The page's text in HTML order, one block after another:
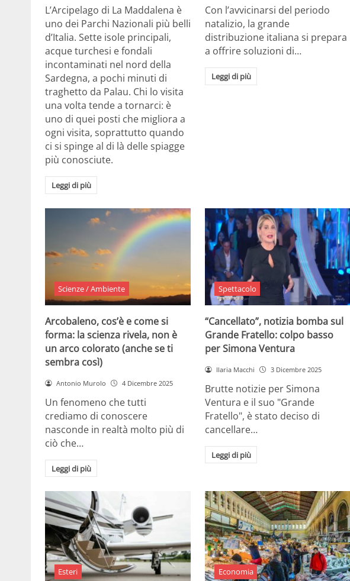
L’Arcipelago di La Maddalena è
uno dei Parchi Nazionali più belli
d’Italia. Sette isole principali,
acque turchesi e fondali
incontaminati nel nord della
Sardegna, a pochi minuti di
traghetto da Palau. Chi lo visita
una volta tende a tornarci: è
uno di quei posti che migliora a
ogni visita, soprattutto quando
ci si spinge al di là delle spiagge
più conosciute.
Leggi di più
Con l’avvicinarsi del periodo
natalizio, la grande
distribuzione italiana si prepara
a offrire soluzioni di…
Leggi di più
Scienze / Ambiente
Arcobaleno, cos’è e come si
forma: la scienza rivela, non è
un arco colorato (anche se ti
sembra così)
Antonio Murolo 4 Dicembre 2025
Un fenomeno che tutti
crediamo di conoscere
nasconde in realtà molto più di
ciò che…
Leggi di più
Spettacolo
“Cancellato”, notizia bomba sul
Grande Fratello: colpo basso
per Simona Ventura
Ilaria Macchi 3 Dicembre 2025
Brutte notizie per Simona
Ventura e il suo "Grande
Fratello", è stato deciso di
cancellare…
Leggi di più
Esteri Economia